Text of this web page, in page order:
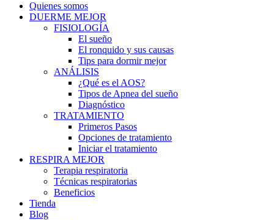
Quienes somos
DUERME MEJOR
FISIOLOGÍA
El sueño
El ronquido y sus causas
Tips para dormir mejor
ANÁLISIS
¿Qué es el AOS?
Tipos de Apnea del sueño
Diagnóstico
TRATAMIENTO
Primeros Pasos
Opciones de tratamiento
Iniciar el tratamiento
RESPIRA MEJOR
Terapia respiratoria
Técnicas respiratorias
Beneficios
Tienda
Blog